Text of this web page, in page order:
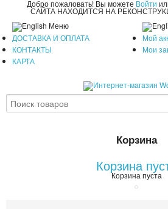
Добро пожаловать! Вы можете Войти
САЙТА НАХОДИТСЯ НА
Меню
ДОСТАВКА И ОПЛАТА
КОНТАКТЫ
КАРТА
Мой
Мои
Корзина
Корзина
Корзина пуста